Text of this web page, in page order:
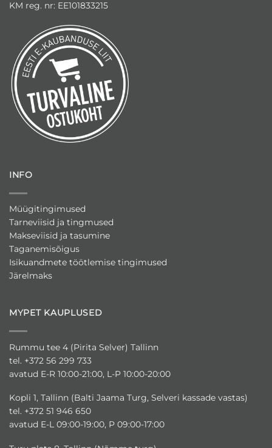
KM reg. nr: EE101833215
INFO
Müügitingimused
Tarneviisid ja tingmused
Makseviisid ja tasumine
Taganemisõigus
Isikuandmete töötlemise tingimused
Järelmaks
MYPET KAUPLUSED
Rummu tee 4 (Pirita Selver) Tallinn
tel. +372 56 299 733
avatud E-R 10:00-21:00, L-P 10:00-20:00
Kopli 1, Tallinn (Balti Jaama Turg, Selveri kassade vastas)
tel. +372 51 946 650
avatud E-L 09:00-19:00, P 09:00-17:00